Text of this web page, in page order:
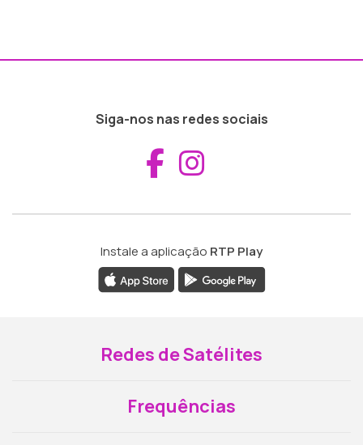
Siga-nos nas redes sociais
Aceder ao
Instale a aplicação RTP Play
Redes de Satélites
Frequências